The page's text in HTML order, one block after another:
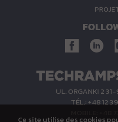
UL. ORGANKI 2
TÉL.: +48 12
Ce site utilise des cookies